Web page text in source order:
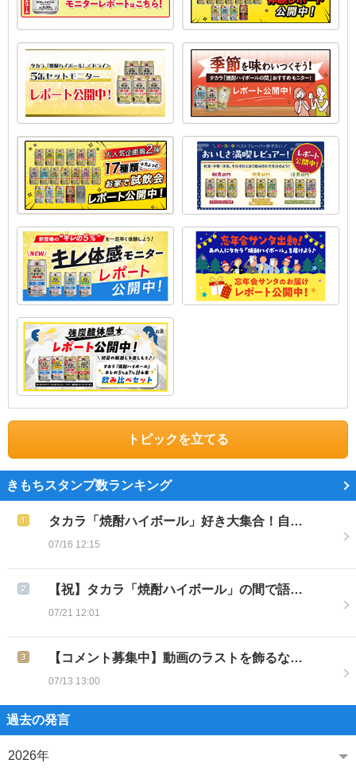
トピックを立てる
きもちスタンプ数ランキング
タカラ「焼酎ハイボール」好き大集合！自…
07/16 12:15
【祝】タカラ「焼酎ハイボール」の間で語…
07/21 12:01
【コメント募集中】動画のラストを飾るな…
07/13 13:00
過去の発言
2026年